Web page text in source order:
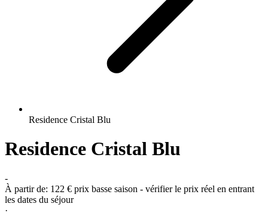
Residence Cristal Blu
Residence Cristal Blu
-
À partir de: 122 € prix basse saison - vérifier le prix réel en entrant
les dates du séjour
·